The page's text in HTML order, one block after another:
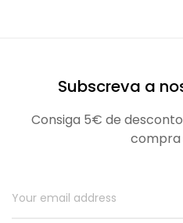
Subscreva a
Consiga 5€ de
compra